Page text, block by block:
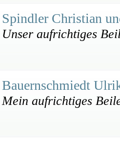
Spindler Christian
Unser aufrichtiges
Bauernschmiedt
Mein aufrichtiges